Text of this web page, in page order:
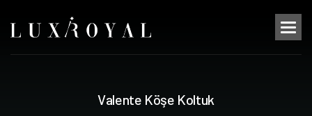
Valente Köşe Koltuk